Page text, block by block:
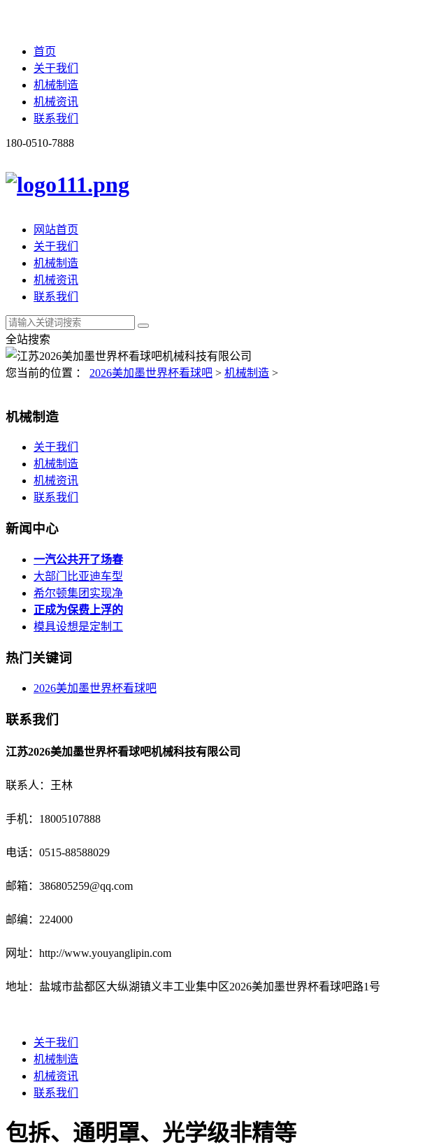
首页
关于我们
机械制造
机械资讯
联系我们
180-0510-7888
网站首页
关于我们
机械制造
机械资讯
联系我们
全站搜索
您当前的位置 ： 2026美加墨世界杯看球吧 > 机械制造 >
机械制造
关于我们
机械制造
机械资讯
联系我们
新闻中心
一汽公共开了场春
大部门比亚迪车型
希尔顿集团实现净
正成为保费上浮的
模具设想是定制工
热门关键词
2026美加墨世界杯看球吧
联系我们
江苏2026美加墨世界杯看球吧机械科技有限公司
联系人：王林
手机：18005107888
电话： 0515-88588029
邮箱： 386805259@qq.com
邮编：224000
网址：http://www.youyanglipin.com
地址：盐城市盐都区大纵湖镇义丰工业集中区2026美加墨世界杯看球吧路1号
关于我们
机械制造
机械资讯
联系我们
包拆、通明罩、光学级非精等